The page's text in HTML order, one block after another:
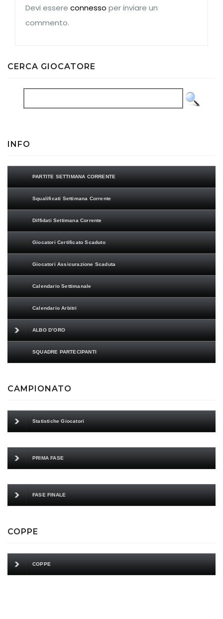
Devi essere connesso per inviare un
commento.
CERCA GIOCATORE
INFO
PARTITE SETTIMANA CORRENTE
Squalificati Settimana Corrente
Diffidati Settimana Corrente
Giocatori Certificato Scaduto
Giocatori Assicurazione Scaduta
Calendario Settimanale
Calendario Arbitri
ALBO D’ORO
SQUADRE PARTECIPANTI
CAMPIONATO
Statistiche Giocatori
PRIMA FASE
FASE FINALE
COPPE
COPPE